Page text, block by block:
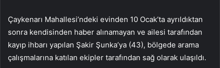
Çaykenarı Mahallesi’ndeki evinden 10 Ocak’ta ayrıldıktan
sonra kendisinden haber alınamayan ve ailesi tarafından
kayıp ihbarı yapılan Şakir Şunka’ya (43), bölgede arama
çalışmalarına katılan ekipler tarafından sağ olarak ulaşıldı.